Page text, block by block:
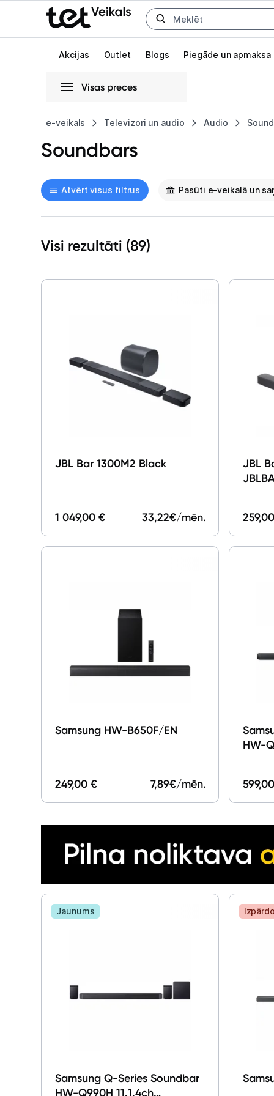
Uz kategorijam Uz galveno saturu
Akcijas Outlet Blogs Piegāde un apmaksa
Visas preces
e-veikals Televizori un audio Audio
Animācijas
Globāls iestatījums animāciju aktivizēšanai vai deaktivizēšanai visā
Soundbars
Atvērt visus filtrus Pasūti e-veikalā un
Visi rezultāti (89)
JBL Bar 1300M2 Black
1 049,00 € 33,22€/mēn.
JBL
Samsung HW-B650F/EN
249,00 € 7,89€/mēn.
HW-
Jaunums
Samsung Q-Series Soundbar
HW-Q990H 11.1.4ch